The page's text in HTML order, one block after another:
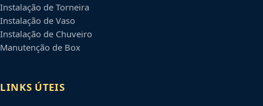
Instalação de Torneira
Instalação de Vaso
Instalação de Chuveiro
Manutenção de Box
LINKS ÚTEIS